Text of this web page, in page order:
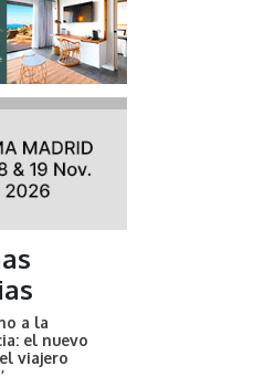
a la
el nuevo
viajero